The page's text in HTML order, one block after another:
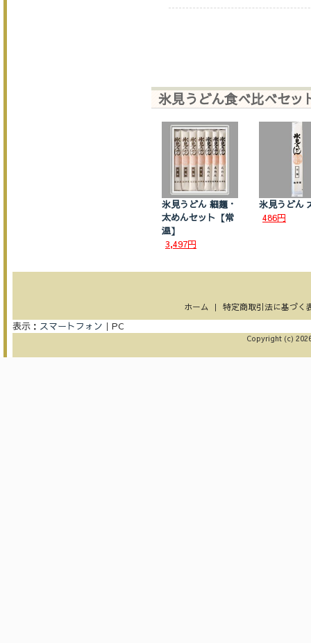
氷見うどん食べ比べセッ
氷見うどん 細麺・
太めんセット【常
温】
3,497円
氷見うどん
486円
ホーム ｜ 特定商取引法に基づく
表示： スマートフォン ｜ PC
Copyright (c)